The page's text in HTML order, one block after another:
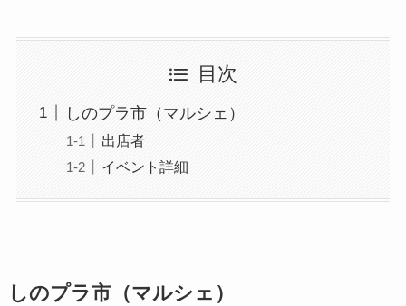
目次
しのプラ市（マルシェ）
出店者
イベント詳細
しのプラ市（マルシェ）